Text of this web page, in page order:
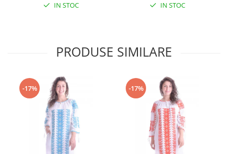
IN STOC IN STOC
PRODUSE SIMILARE
-17% -17%